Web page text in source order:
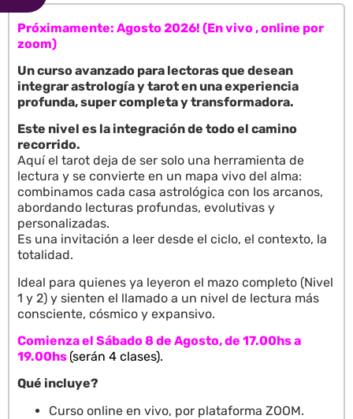
Próximamente: Agosto 2026! (En vivo , online por
zoom)
Un curso avanzado para lectoras que desean
integrar astrología y tarot en una experiencia
profunda, super completa y transformadora.
Este nivel es la integración de todo el camino
recorrido.
Aquí el tarot deja de ser solo una herramienta de
lectura y se convierte en un mapa vivo del alma:
combinamos cada casa astrológica con los arcanos,
abordando lecturas profundas, evolutivas y
personalizadas.
Es una invitación a leer desde el ciclo, el contexto, la
totalidad.
Ideal para quienes ya leyeron el mazo completo (Nivel
1 y 2) y sienten el llamado a un nivel de lectura más
consciente, cósmico y expansivo.
Comienza el Sábado 8 de Agosto, de 17.00hs a
19.00hs (serán 4 clases).
Qué incluye?
Curso online en vivo, por plataforma ZOOM.